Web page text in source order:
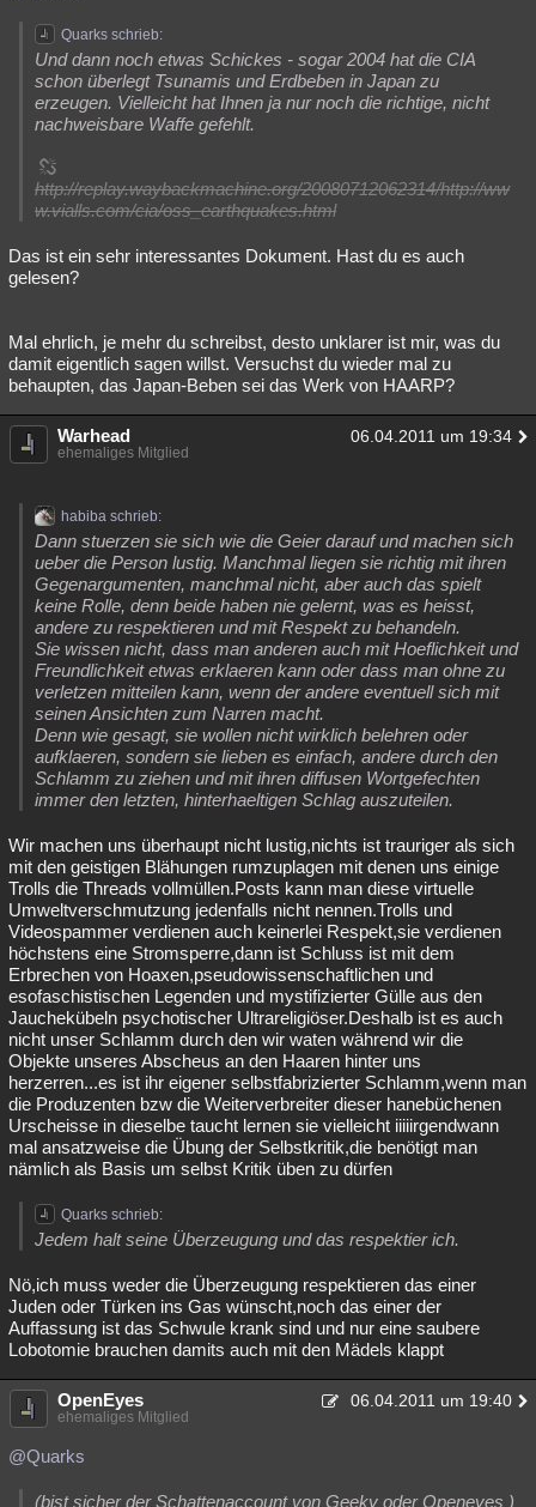
Quarks schrieb:
Und dann noch etwas Schickes - sogar 2004 hat die CIA
schon überlegt Tsunamis und Erdbeben in Japan zu
erzeugen. Vielleicht hat Ihnen ja nur noch die richtige, nicht
nachweisbare Waffe gefehlt.
http://replay.waybackmachine.org/20080712062314/http://ww
w.vialls.com/cia/oss_earthquakes.html
Das ist ein sehr interessantes Dokument. Hast du es auch
gelesen?
Mal ehrlich, je mehr du schreibst, desto unklarer ist mir, was du
damit eigentlich sagen willst. Versuchst du wieder mal zu
behaupten, das Japan-Beben sei das Werk von HAARP?
Warhead 06.04.2011 um 19:34
ehemaliges Mitglied
habiba schrieb:
Dann stuerzen sie sich wie die Geier darauf und machen sich
ueber die Person lustig. Manchmal liegen sie richtig mit ihren
Gegenargumenten, manchmal nicht, aber auch das spielt
keine Rolle, denn beide haben nie gelernt, was es heisst,
andere zu respektieren und mit Respekt zu behandeln.
Sie wissen nicht, dass man anderen auch mit Hoeflichkeit und
Freundlichkeit etwas erklaeren kann oder dass man ohne zu
verletzen mitteilen kann, wenn der andere eventuell sich mit
seinen Ansichten zum Narren macht.
Denn wie gesagt, sie wollen nicht wirklich belehren oder
aufklaeren, sondern sie lieben es einfach, andere durch den
Schlamm zu ziehen und mit ihren diffusen Wortgefechten
immer den letzten, hinterhaeltigen Schlag auszuteilen.
Wir machen uns überhaupt nicht lustig,nichts ist trauriger als sich
mit den geistigen Blähungen rumzuplagen mit denen uns einige
Trolls die Threads vollmüllen.Posts kann man diese virtuelle
Umweltverschmutzung jedenfalls nicht nennen.Trolls und
Videospammer verdienen auch keinerlei Respekt,sie verdienen
höchstens eine Stromsperre,dann ist Schluss ist mit dem
Erbrechen von Hoaxen,pseudowissenschaftlichen und
esofaschistischen Legenden und mystifizierter Gülle aus den
Jauchekübeln psychotischer Ultrareligiöser.Deshalb ist es auch
nicht unser Schlamm durch den wir waten während wir die
Objekte unseres Abscheus an den Haaren hinter uns
herzerren...es ist ihr eigener selbstfabrizierter Schlamm,wenn man
die Produzenten bzw die Weiterverbreiter dieser hanebüchenen
Urscheisse in dieselbe taucht lernen sie vielleicht iiiiirgendwann
mal ansatzweise die Übung der Selbstkritik,die benötigt man
nämlich als Basis um selbst Kritik üben zu dürfen
Quarks schrieb:
Jedem halt seine Überzeugung und das respektier ich.
Nö,ich muss weder die Überzeugung respektieren das einer
Juden oder Türken ins Gas wünscht,noch das einer der
Auffassung ist das Schwule krank sind und nur eine saubere
Lobotomie brauchen damits auch mit den Mädels klappt
OpenEyes 06.04.2011 um 19:40
ehemaliges Mitglied
@Quarks
(bist sicher der Schattenaccount von Geeky oder Openeyes )